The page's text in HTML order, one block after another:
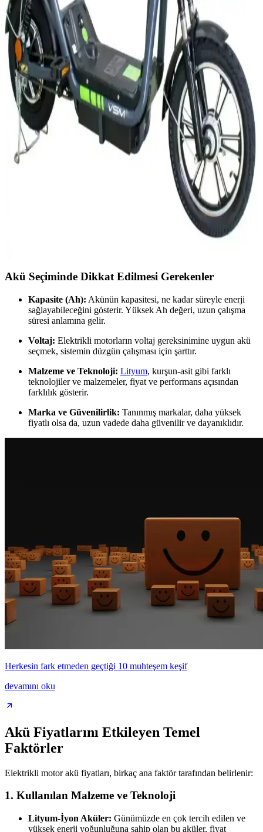
2025'te elektrikli motorların ehliyet ve yasal gerekliliklerini öğrenin.
Güvenli sürüş için detayları hemen keşfedin! İnceleyin!
2025'te Elektrikli Motor Fiyatlarında Şaşırtan
Değişimler: Bilmeniz Gerekenler
2025 elektrikli motor fiyat trendlerini ve ikinci el piyasasını öğrenin.
En uygun modeli seçmek için rehberimizi inceleyin! Hemen
keşfedin.
2025'te Elektrikli Motorlarda Yokuşları Fethetmenin
5 Sırrı
2025'in en iyi elektrikli motor ve scooter modelleriyle yokuşları
kolayca aşın. Detayları öğrenin ve doğru seçimi yapın!
synopsis":"Elektrikli motor ve scooter dünyası,
2025'te İkinci El Elektrikli Motorlarla Ulaşımda
2025'te uygun fiyatlı ikinci el elektrikli motorlarla hem tasarruf edin
Akü Seçiminde Dikkat Edilmesi Gerekenler
Kapasite (Ah): Akünün kapasitesi, ne kadar süreyle enerji
sağlayabileceğini gösterir. Yüksek Ah değeri, uzun çalışma
süresi anlamına gelir.
Voltaj: Elektrikli motorların voltaj gereksinimine uygun akü
seçmek, sistemin düzgün çalışması için şarttır.
Malzeme ve Teknoloji: Lityum, kurşun-asit gibi farklı
teknolojiler ve malzemeler, fiyat ve performans açısından
farklılık gösterir.
Marka ve Güvenilirlik: Tanınmış markalar, daha yüksek
fiyatlı olsa da, uzun vadede daha güvenilir ve dayanıklıdır.
Herkesin fark etmeden geçtiği 10 muhteşem keşif
devamını oku
Akü Fiyatlarını Etkileyen Temel
Faktörler
Elektrikli motor akü fiyatları, birkaç ana faktör tarafından belirlenir:
1. Kullanılan Malzeme ve Teknoloji
Lityum-İyon Aküler: Günümüzde en çok tercih edilen ve
yüksek enerji yoğunluğuna sahip olan bu aküler, fiyat